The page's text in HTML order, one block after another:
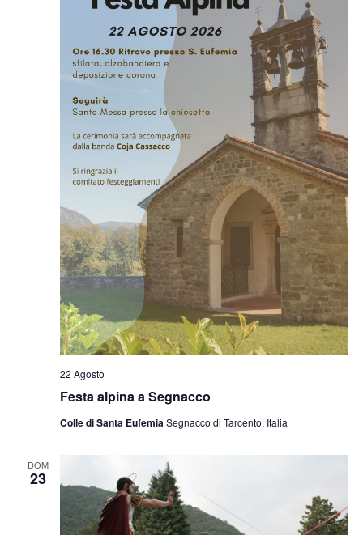
Festa alpina a Segnacco
22 Agosto
Colle di Santa EufemiaSegnacco di Tarcento, Italia
DOM
23